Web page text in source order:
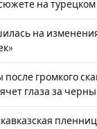
на
на
громкого
глаза за